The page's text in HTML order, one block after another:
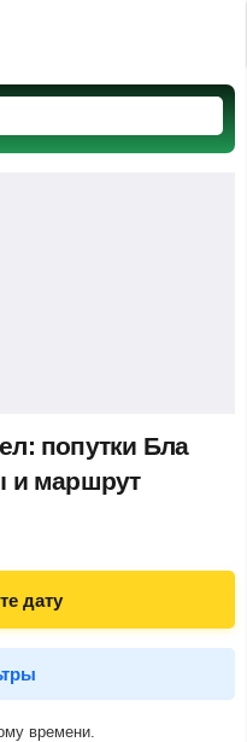
попутки Бла
и маршрут
дату
времени.